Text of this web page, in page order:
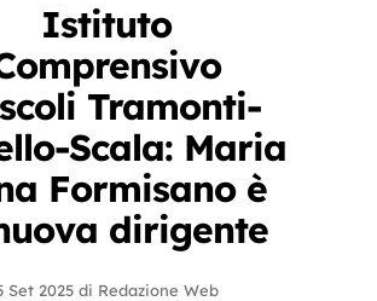
Istituto
Tramonti-
Scala: Maria
Formisano è
dirigente
Set 2025 di Redazione Web